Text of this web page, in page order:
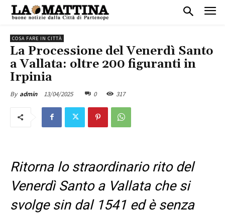
COSA FARE IN CITTÀ
La Processione del Venerdì Santo
a Vallata: oltre 200 figuranti in
Irpinia
By admin 13/04/2025 0 317
Ritorna lo straordinario rito del
Venerdì Santo a Vallata che si
svolge sin dal 1541 ed è senza